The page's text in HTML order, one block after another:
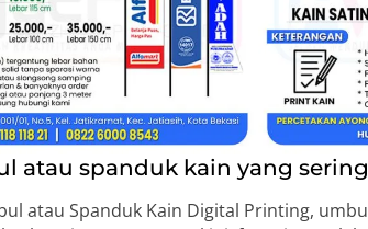
atau spanduk kain yang
atau Spanduk Kain Digital Printing,